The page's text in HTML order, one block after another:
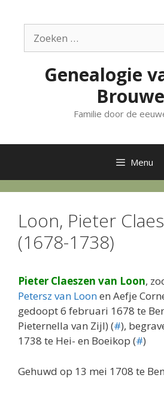
inhoudnaar:
Genealogie
Familie door de
Menu
Loon, Pieter
(1678-1738)
Pieter Claeszen van Loon,
Petersz van Loonen Aefje
gedoopt 6 februari 1678 te
Pieternella van Zijl) (#),
1738 te Hei- en Boeikop (#)
Gehuwd op 13 mei 1708 te